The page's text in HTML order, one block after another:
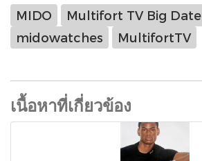
MIDO
Multifort TV Big Date
midowatches
MultifortTV
เนื้อหาที่เกี่ยวข้อง